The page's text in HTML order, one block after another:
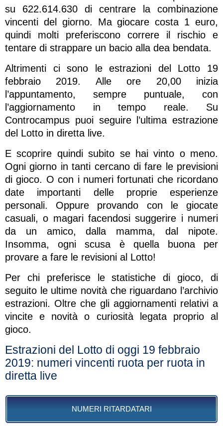
su 622.614.630 di centrare la combinazione
vincenti del giorno. Ma giocare costa 1 euro,
quindi molti preferiscono correre il rischio e
tentare di strappare un bacio alla dea bendata.
Altrimenti ci sono le estrazioni del Lotto 19
febbraio 2019. Alle ore 20,00 inizia
l’appuntamento, sempre puntuale, con
l’aggiornamento in tempo reale. Su
Controcampus puoi seguire l’ultima estrazione
del Lotto in diretta live.
E scoprire quindi subito se hai vinto o meno.
Ogni giorno in tanti cercano di fare le previsioni
di gioco. O con i numeri fortunati che ricordano
date importanti delle proprie esperienze
personali. Oppure provando con le giocate
casuali, o magari facendosi suggerire i numeri
da un amico, dalla mamma, dal nipote.
Insomma, ogni scusa è quella buona per
provare a fare le revisioni al Lotto!
Per chi preferisce le statistiche di gioco, di
seguito le ultime novità che riguardano l’archivio
estrazioni. Oltre che gli aggiornamenti relativi a
vincite e novità o curiosità legata proprio al
gioco.
Estrazioni del Lotto di oggi 19 febbraio
2019: numeri vincenti ruota per ruota in
diretta live
NUMERI RITARDATARI